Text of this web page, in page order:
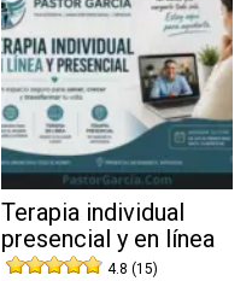
Terapia individual
presencial y en línea
4.8 (15)